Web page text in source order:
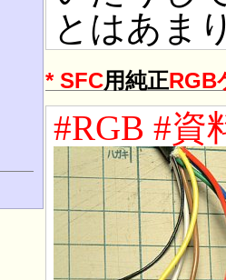
とはあま
* SFC用純正RGB
#RGB #資